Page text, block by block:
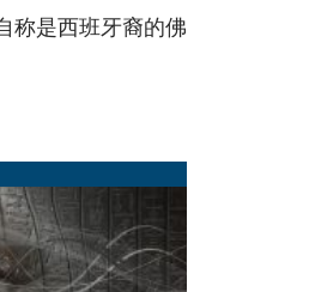
称是西班牙裔的佛